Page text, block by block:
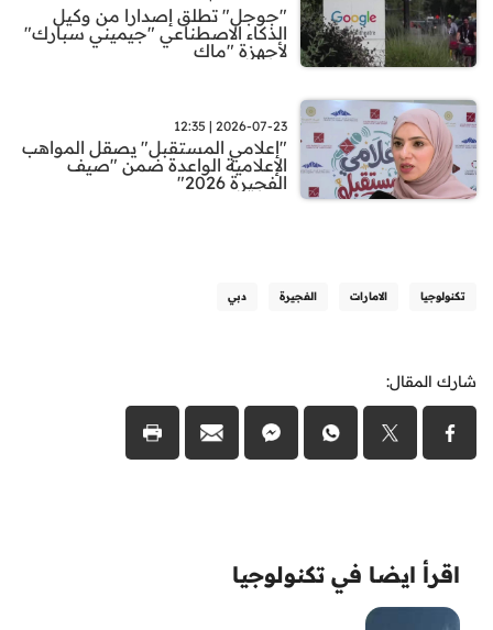
"جوجل" تطلق إصدارا من وكيل
الذكاء الاصطناعي "جيميني سبارك"
لأجهزة "ماك
2026-07-23 | 12:35
"إعلامي المستقبل" يصقل المواهب
الإعلامية الواعدة ضمن "صيف
الفجيرة 2026"
تكنولوجيا الامارات الفجيرة دبي
شارك المقال:
اقرأ ايضا في تكنولوجيا